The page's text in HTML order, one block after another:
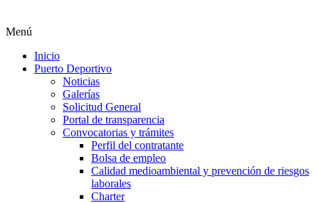
Menú
Inicio
Puerto Deportivo
Noticias
Galerías
Solicitud General
Portal de transparencia
Convocatorias y trámites
Perfil del contratante
Bolsa de empleo
Calidad medioambiental y prevención de riesgos
laborales
Charter